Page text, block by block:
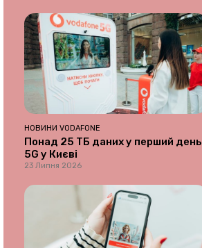
НОВИНИ VODAFONE
Понад 25 ТБ даних у перший день
5G у Києві
23 Липня 2026